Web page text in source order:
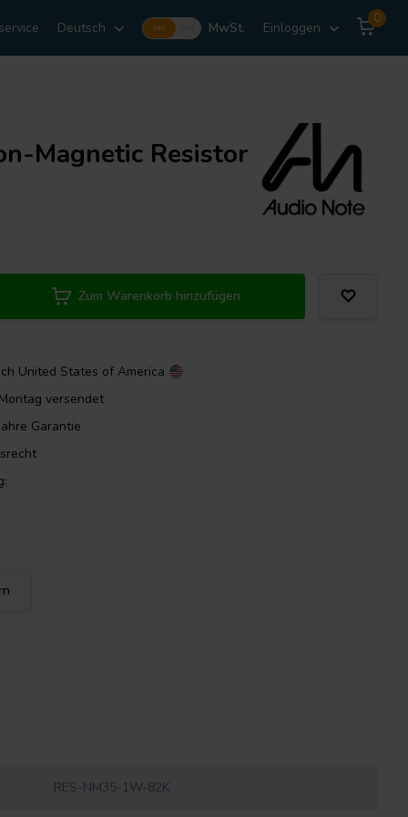
Deutsch Incl. MwSt. Einloggen
0
Magnetic Resistor
Zum Warenkorb hinzufügen
United States of America
versendet
Garantie
RES-NM35-1W-82K